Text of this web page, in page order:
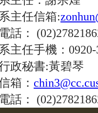
系主任信箱:
電話：
系主任手機：0920-
政秘書:黃碧琴
箱：
電話：